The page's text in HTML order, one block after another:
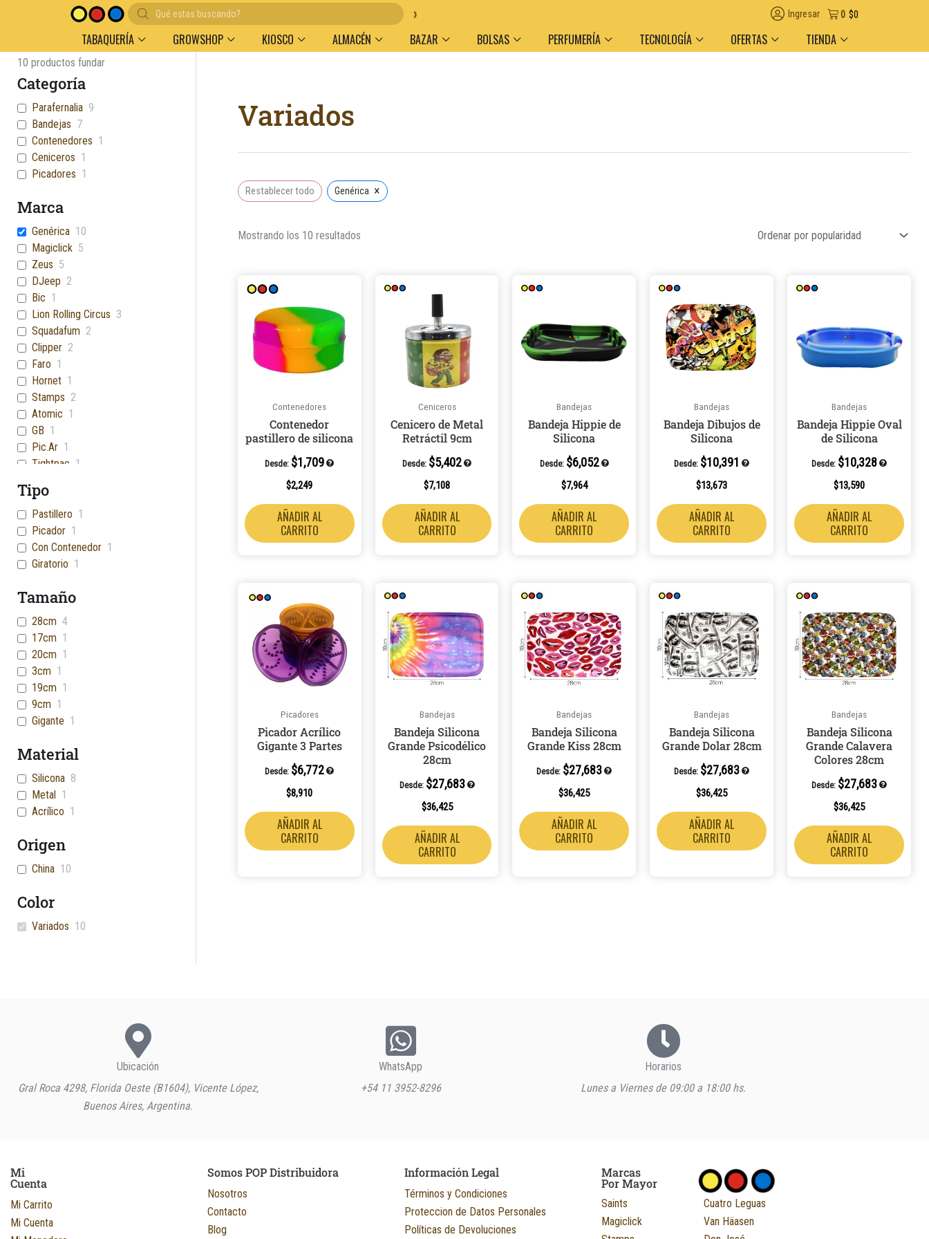
Búsqueda
de
productos
Entregas en el día en AMBA Descuento por volumen y medio de pago $0
0
Ingresar
TABAQUERÍA GROWSHOP KIOSCO ALMACÉN BAZAR BOLSAS PERFUMERÍA TECNOLOGÍA OFERTAS TIENDA
10 productos fundar
Categoría
Parafernalia 9
Bandejas 7
Contenedores 1
Ceniceros 1
Picadores 1
Marca
Genérica 10
Magiclick 5
Zeus 5
DJeep 2
Bic 1
Lion Rolling Circus 3
Squadafum 2
Clipper 2
Faro 1
Hornet 1
Stamps 2
Atomic 1
GB 1
Pic.Ar 1
Tightpac 1
Tipo
Pastillero 1
Picador 1
Con Contenedor 1
Giratorio 1
Tamaño
28cm 4
17cm 1
20cm 1
3cm 1
19cm 1
9cm 1
Gigante 1
Material
Silicona 8
Metal 1
Acrílico 1
Origen
China 10
Color
Variados 10
Variados
Restablecer todo Genérica ×
Mostrando los 10 resultados
Contenedores
Contenedor
pastillero de silicona
Desde: $1,709
$2,249
AÑADIR AL
CARRITO
Ceniceros
Cenicero de Metal
Retráctil 9cm
Desde: $5,402
$7,108
AÑADIR AL
CARRITO
Bandejas
Bandeja Hippie de
Silicona
Desde: $6,052
$7,964
AÑADIR AL
CARRITO
Bandejas
Bandeja Dibujos de
Silicona
Desde: $10,391
$13,673
AÑADIR AL
CARRITO
Bandejas
Bandeja Hippie Oval
de Silicona
Desde: $10,328
$13,590
AÑADIR AL
CARRITO
Picadores
Picador Acrílico
Gigante 3 Partes
Desde: $6,772
$8,910
AÑADIR AL
CARRITO
Bandejas
Bandeja Silicona
Grande Psicodélico
28cm
Desde: $27,683
$36,425
AÑADIR AL
CARRITO
Bandejas
Bandeja Silicona
Grande Kiss 28cm
Desde: $27,683
$36,425
AÑADIR AL
CARRITO
Bandejas
Bandeja Silicona
Grande Dolar 28cm
Desde: $27,683
$36,425
AÑADIR AL
CARRITO
Bandejas
Bandeja Silicona
Grande Calavera
Colores 28cm
Desde: $27,683
$36,425
AÑADIR AL
CARRITO
Ubicación
Gral Roca 4298, Florida Oeste (B1604), Vicente López,
Buenos Aires, Argentina.
WhatsApp
+54 11 3952-8296
Horarios
Lunes a Viernes de 09:00 a 18:00 hs.
Mi
Cuenta
Mi Carrito
Mi Cuenta
Somos POP Distribuidora
Nosotros
Contacto
Blog
Información Legal
Términos y Condiciones
Proteccion de Datos Personales
Políticas de Devoluciones
Marcas
Por Mayor
Saints
Magiclick
Cuatro Leguas
Van Häasen